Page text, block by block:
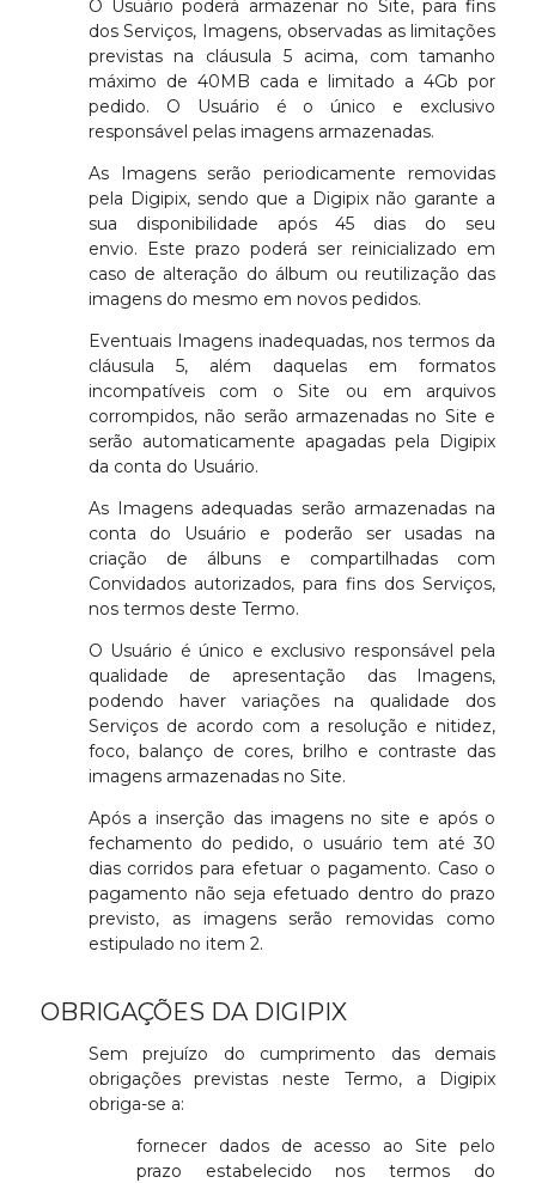
O Usuário poderá armazenar no Site, para fins
dos Serviços, Imagens, observadas as limitações
previstas na cláusula 5 acima, com tamanho
máximo de 40MB cada e limitado a 4Gb por
pedido. O Usuário é o único e exclusivo
responsável pelas imagens armazenadas.
As Imagens serão periodicamente removidas
pela Digipix, sendo que a Digipix não garante a
sua disponibilidade após 45 dias do seu
envio. Este prazo poderá ser reinicializado em
caso de alteração do álbum ou reutilização das
imagens do mesmo em novos pedidos.
Eventuais Imagens inadequadas, nos termos da
cláusula 5, além daquelas em formatos
incompatíveis com o Site ou em arquivos
corrompidos, não serão armazenadas no Site e
serão automaticamente apagadas pela Digipix
da conta do Usuário.
As Imagens adequadas serão armazenadas na
conta do Usuário e poderão ser usadas na
criação de álbuns e compartilhadas com
Convidados autorizados, para fins dos Serviços,
nos termos deste Termo.
O Usuário é único e exclusivo responsável pela
qualidade de apresentação das Imagens,
podendo haver variações na qualidade dos
Serviços de acordo com a resolução e nitidez,
foco, balanço de cores, brilho e contraste das
imagens armazenadas no Site.
Após a inserção das imagens no site e após o
fechamento do pedido, o usuário tem até 30
dias corridos para efetuar o pagamento. Caso o
pagamento não seja efetuado dentro do prazo
previsto, as imagens serão removidas como
estipulado no item 2.
OBRIGAÇÕES DA DIGIPIX
Sem prejuízo do cumprimento das demais
obrigações previstas neste Termo, a Digipix
obriga-se a:
fornecer dados de acesso ao Site pelo
prazo estabelecido nos termos do